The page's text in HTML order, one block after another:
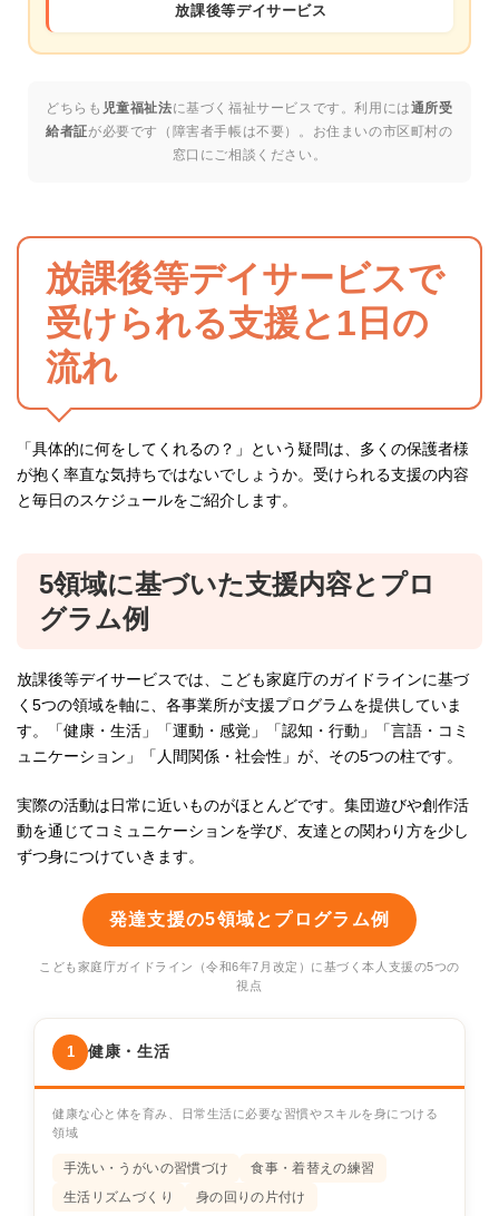
放課後等デイサービス
どちらも 児童福祉法に基づく福祉サービスです。利用には通所受
給者証が必要です（障害者手帳は不要）。お住まいの市区町村の
窓口にご相談ください。
放課後等デイサービスで
受けられる支援と1日の
流れ
「具体的に何をしてくれるの？」という疑問は、多くの保護者様
が抱く率直な気持ちではないでしょうか。受けられる支援の内容
と毎日のスケジュールをご紹介します。
5領域に基づいた支援内容とプロ
グラム例
放課後等デイサービスでは、こども家庭庁のガイドラインに基づ
く5つの領域を軸に、各事業所が支援プログラムを提供していま
す。「健康・生活」「運動・感覚」「認知・行動」「言語・コミ
ュニケーション」「人間関係・社会性」が、その5つの柱です。
実際の活動は日常に近いものがほとんどです。集団遊びや創作活
動を通じてコミュニケーションを学び、友達との関わり方を少し
ずつ身につけていきます。
発達支援の5領域とプログラム例
こども家庭庁ガイドライン（令和6年7月改定）に基づく本人支援の5つの
視点
1 健康・生活
健康な心と体を育み、日常生活に必要な習慣やスキルを身につける
領域
手洗い・うがいの習慣づけ
食事・着替えの練習
生活リズムづくり
身の回りの片付け